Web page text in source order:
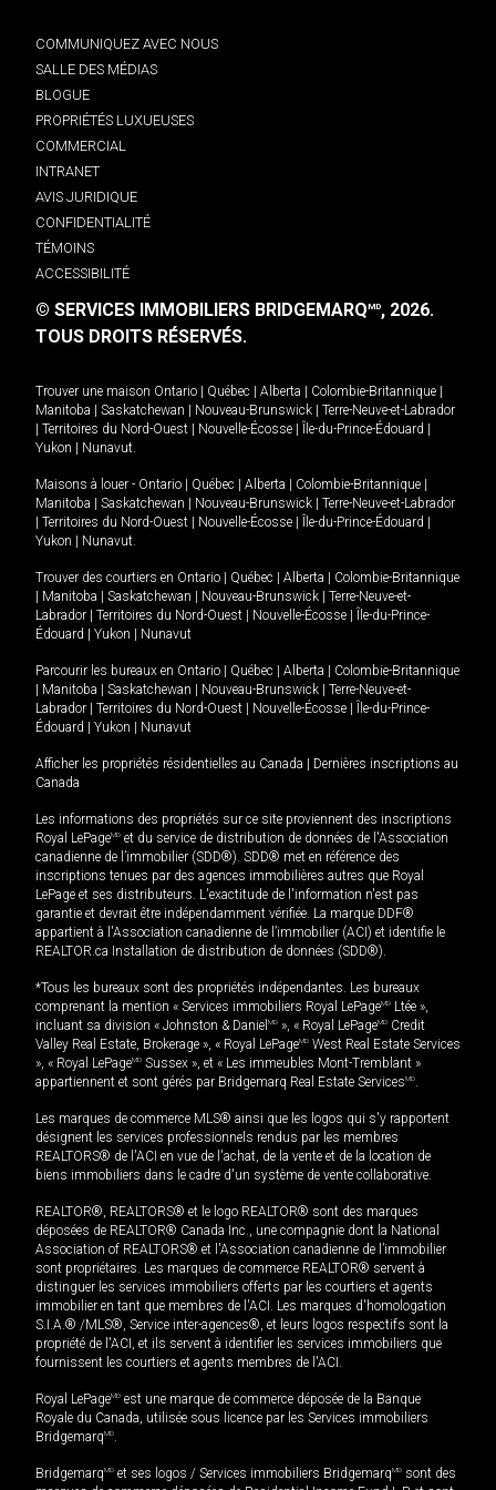
COMMUNIQUEZ AVEC NOUS
SALLE DES MÉDIAS
BLOGUE
PROPRIÉTÉS LUXUEUSES
COMMERCIAL
INTRANET
AVIS JURIDIQUE
CONFIDENTIALITÉ
TÉMOINS
ACCESSIBILITÉ
© SERVICES IMMOBILIERS BRIDGEMARQMD, 2026.
TOUS DROITS RÉSERVÉS.
Trouver une maison Ontario Québec Alberta Colombie-Britannique
Manitoba
Saskatchewan Nouveau-Brunswick
Terre-Neuve-et-Labrador
Territoires du Nord-Ouest Nouvelle-Écosse Île-du-Prince-Édouard
Yukon
Nunavut.
Maisons à louer - Ontario Québec Alberta Colombie-Britannique
Manitoba
Saskatchewan Nouveau-Brunswick
Terre-Neuve-et-Labrador
Territoires du Nord-Ouest Nouvelle-Écosse Île-du-Prince-Édouard
Yukon
Nunavut.
Trouver des courtiers en Ontario Québec Alberta
Colombie-Britannique
Manitoba Saskatchewan Nouveau-Brunswick
Terre-Neuve-et-
Labrador
Territoires du Nord-Ouest Nouvelle-Écosse
Île-du-Prince-
Édouard
Yukon Nunavut
Parcourir les bureaux en Ontario Québec Alberta
Colombie-Britannique
Manitoba Saskatchewan Nouveau-Brunswick
Terre-Neuve-et-
Labrador
Territoires du Nord-Ouest Nouvelle-Écosse
Île-du-Prince-
Édouard
Yukon Nunavut
Afficher les propriétés résidentielles au Canada
Dernières inscriptions au
Canada
Les informations des propriétés sur ce site proviennent des inscriptions
Royal LePageMD et du service de distribution de données de l'Association
canadienne de l’immobilier (SDD®). SDD® met en référence des
inscriptions tenues par des agences immobilières autres que Royal
LePage et ses distributeurs. L'exactitude de l'information n'est pas
garantie et devrait être indépendamment vérifiée. La marque DDF®
appartient à l'Association canadienne de l’immobilier (ACI) et identifie le
REALTOR.ca Installation de distribution de données (SDD®).
*Tous les bureaux sont des propriétés indépendantes. Les bureaux
comprenant la mention « Services immobiliers Royal LePageMD Ltée »,
incluant sa division « Johnston & Daniel MD », « Royal LePageMD Credit
Valley Real Estate, Brokerage », « Royal LePageMD West Real Estate Services
», « Royal LePageMD Sussex », et « Les immeubles Mont-Tremblant »
appartiennent et sont gérés par Bridgemarq Real Estate ServicesMD.
Les marques de commerce MLS® ainsi que les logos qui s'y rapportent
désignent les services professionnels rendus par les membres
REALTORS® de l'ACI en vue de l'achat, de la vente et de la location de
biens immobiliers dans le cadre d'un système de vente collaborative.
REALTOR®, REALTORS® et le logo REALTOR® sont des marques
déposées de REALTOR® Canada Inc., une compagnie dont la National
Association of REALTORS® et l'Association canadienne de l’immobilier
sont propriétaires. Les marques de commerce REALTOR® servent à
distinguer les services immobiliers offerts par les courtiers et agents
immobilier en tant que membres de l'ACI. Les marques d'homologation
S.I.A.® /MLS®, Service inter-agences®, et leurs logos respectifs sont la
propriété de l'ACI, et ils servent à identifier les services immobiliers que
fournissent les courtiers et agents membres de l'ACI.
Royal LePageMD est une marque de commerce déposée de la Banque
Royale du Canada, utilisée sous licence par les Services immobiliers
BridgemarqMD.
BridgemarqMD et ses logos / Services immobiliers BridgemarqMD sont des